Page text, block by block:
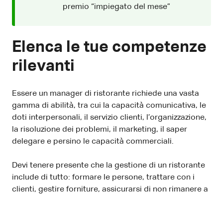
premio “impiegato del mese”
Elenca le tue competenze
rilevanti
Essere un manager di ristorante richiede una vasta
gamma di abilità, tra cui la capacità comunicativa, le
doti interpersonali, il servizio clienti, l’organizzazione,
la risoluzione dei problemi, il marketing, il saper
delegare e persino le capacità commerciali.
Devi tenere presente che la gestione di un ristorante
include di tutto: formare le persone, trattare con i
clienti, gestire forniture, assicurarsi di non rimanere a